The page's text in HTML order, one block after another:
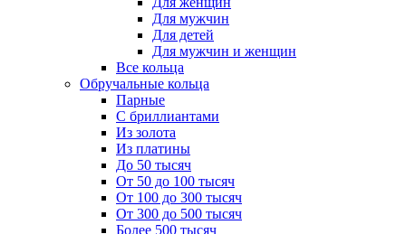
Для мужчин
Для детей
Для мужчин и женщин
Все кольца
Обручальные кольца
Парные
С бриллиантами
Из золота
Из платины
До 50 тысяч
От 50 до 100 тысяч
От 100 до 300 тысяч
От 300 до 500 тысяч
Более 500 тысяч